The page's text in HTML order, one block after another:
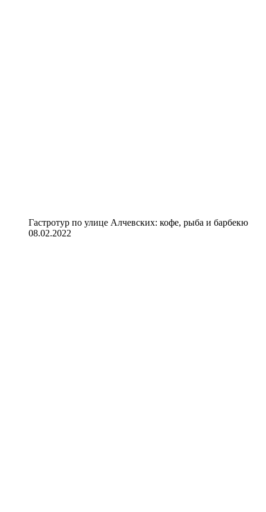
Гастротур по улице Алчевских: кофе, рыба и барбекю
08.02.2022